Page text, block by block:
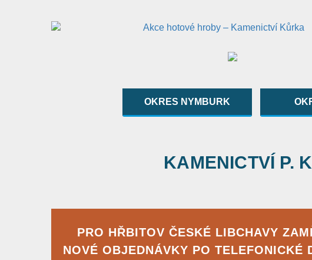
OKRES NYMBURK
KAMENICTVÍ P.
PRO HŘBITOV ČESKÉ LIBCHAVY
NOVÉ OBJEDNÁVKY PO TELEFONICKÉ